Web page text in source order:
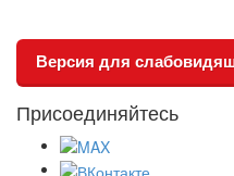
Версия для
Присоединяйтесь